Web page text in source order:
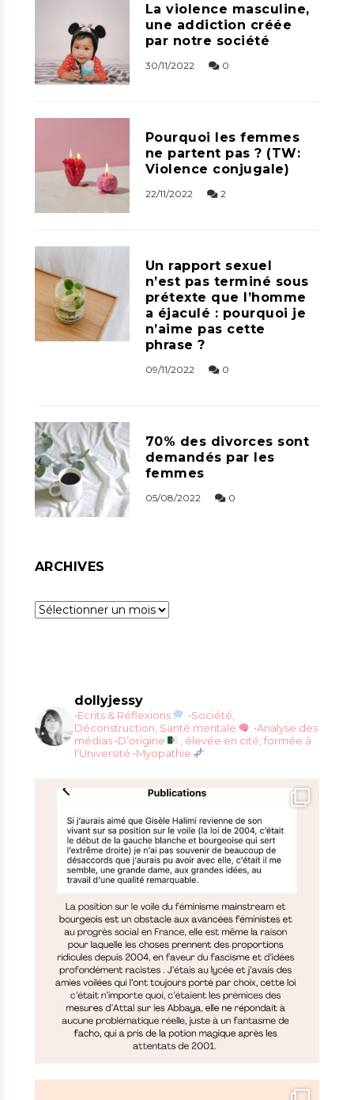
La violence masculine,
une addiction créée
par notre société
30/11/2022 0
Pourquoi les femmes
ne partent pas ? (TW:
Violence conjugale)
22/11/2022 2
Un rapport sexuel
n’est pas terminé sous
prétexte que l’homme
a éjaculé : pourquoi je
n’aime pas cette
phrase ?
09/11/2022 0
70% des divorces sont
demandés par les
femmes
05/08/2022 0
ARCHIVES
Archives
dollyjessy
•Ecrits & Réflexions
•Société,
Déconstruction, Santé mentale
•Analyse des
médias •D’origine
, élevée en cité, formée à
l’Université •Myopathie